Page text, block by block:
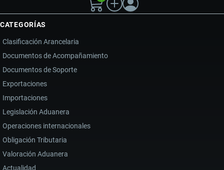
CATEGORÍAS
Clasificación Arancelaria
Documentos de Acompañamiento
Documentos de Soporte
Exportaciones
Importaciones
Legislación Aduanera
Operaciones internacionales
Obligación Tributaria
Valoración Aduanera
Actualidad